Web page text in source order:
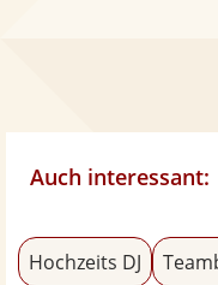
Auch interessant:
Hochzeits DJ